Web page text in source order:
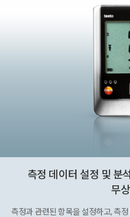
측정 데이터 설정 및 분
무
측정과 관련된 항목을 설정하고, 측